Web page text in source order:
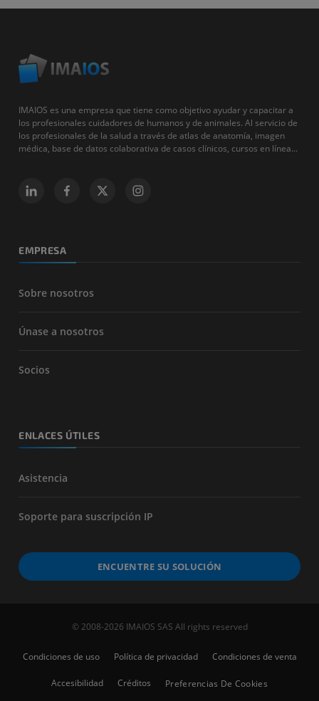
IMAIOS es una empresa que tiene como objetivo ayudar y capacitar a
los profesionales cuidadores de humanos y de animales. Al servicio de
los profesionales de la salud a través de atlas de anatomía, imagen
médica, base de datos colaborativa de casos clínicos, cursos en línea...
EMPRESA
Sobre nosotros
Únase a nosotros
Socios
ENLACES ÚTILES
Asistencia
Soporte para suscripción IP
ENCUENTRE SU SOLUCIÓN
© 2008-2026 IMAIOS SAS All rights reserved
Condiciones de uso Política de privacidad Condiciones de venta
Accesibilidad Créditos Preferencias De Cookies